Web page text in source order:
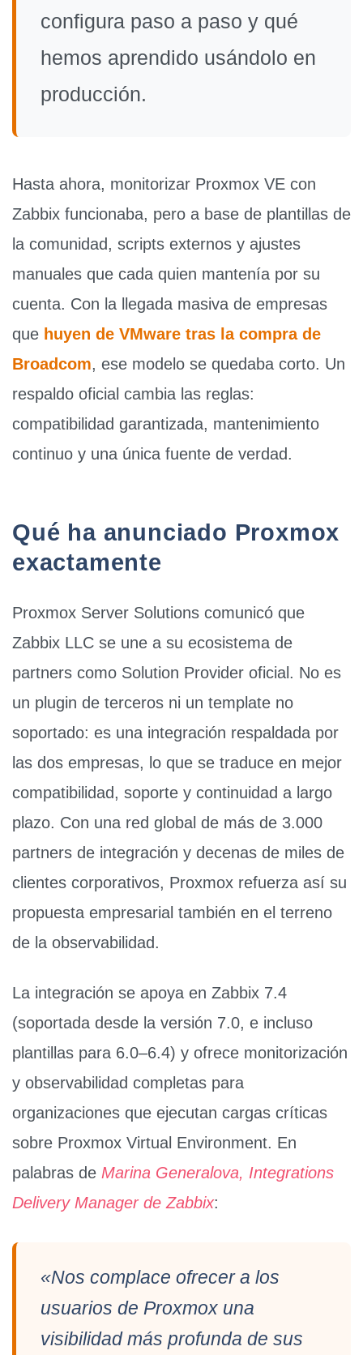
configura paso a paso y qué
hemos aprendido usándolo en
producción.
Hasta ahora, monitorizar Proxmox VE con
Zabbix funcionaba, pero a base de plantillas de
la comunidad, scripts externos y ajustes
manuales que cada quien mantenía por su
cuenta. Con la llegada masiva de empresas
que huyen de VMware tras la compra de
Broadcom, ese modelo se quedaba corto. Un
respaldo oficial cambia las reglas:
compatibilidad garantizada, mantenimiento
continuo y una única fuente de verdad.
Qué ha anunciado Proxmox
exactamente
Proxmox Server Solutions comunicó que
Zabbix LLC se une a su ecosistema de
partners como Solution Provider oficial . No es
un plugin de terceros ni un template no
soportado: es una integración respaldada por
las dos empresas, lo que se traduce en mejor
compatibilidad, soporte y continuidad a largo
plazo. Con una red global de más de 3.000
partners de integración y decenas de miles de
clientes corporativos, Proxmox refuerza así su
propuesta empresarial también en el terreno
de la observabilidad.
La integración se apoya en Zabbix 7.4
(soportada desde la versión 7.0, e incluso
plantillas para 6.0–6.4) y ofrece monitorización
y observabilidad completas para
organizaciones que ejecutan cargas críticas
sobre Proxmox Virtual Environment. En
palabras de Marina Generalova, Integrations
Delivery Manager de Zabbix:
«Nos complace ofrecer a los
usuarios de Proxmox una
visibilidad más profunda de sus